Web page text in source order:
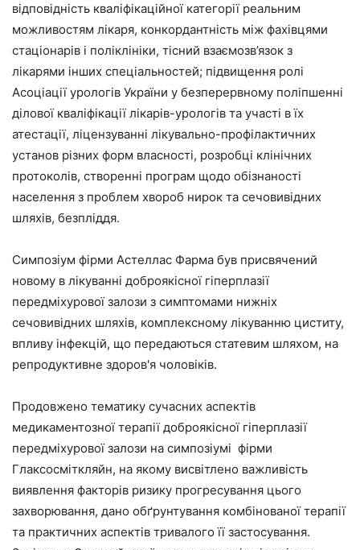
відповідність кваліфікаційної категорії реальним
можливостям лікаря, конкордантність між фахівцями
стаціонарів і поліклініки, тісний взаємозв’язок з
лікарями інших спеціальностей; підвищення ролі
Асоціації урологів України у безперервному поліпшенні
ділової кваліфікації лікарів-урологів та участі в їх
атестації, ліцензуванні лікувально-профілактичних
установ різних форм власності, розробці клінічних
протоколів, створенні програм щодо обізнаності
населення з проблем хвороб нирок та сечовивідних
шляхів, безпліддя.
Симпозіум фірми Астеллас Фарма був присвячений
новому в лікуванні доброякісної гіперплазії
передміхурової залози з симптомами нижніх
сечовивідних шляхів, комплексному лікуванню циститу,
впливу інфекцій, що передаються статевим шляхом, на
репродуктивне здоров'я чоловіків.
Продовжено тематику сучасних аспектів
медикаментозної терапії доброякісної гіперплазії
передміхурової залози на симпозіумі фірми
Глаксосміткляйн, на якому висвітлено важливість
виявлення факторів ризику прогресування цього
захворювання, дано обґрунтування комбінованої терапії
та практичних аспектів тривалого її застосування.